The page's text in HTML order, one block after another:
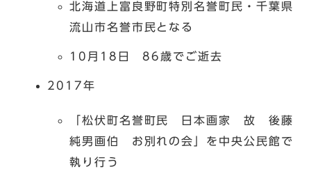
北海道上富良野町特別名誉町民・千葉県
流山市名誉市民となる
10月18日 86歳でご逝去
2017年
「松伏町名誉町民 日本画家 故 後藤
純男画伯 お別れの会」を中央公民館で
執り行う